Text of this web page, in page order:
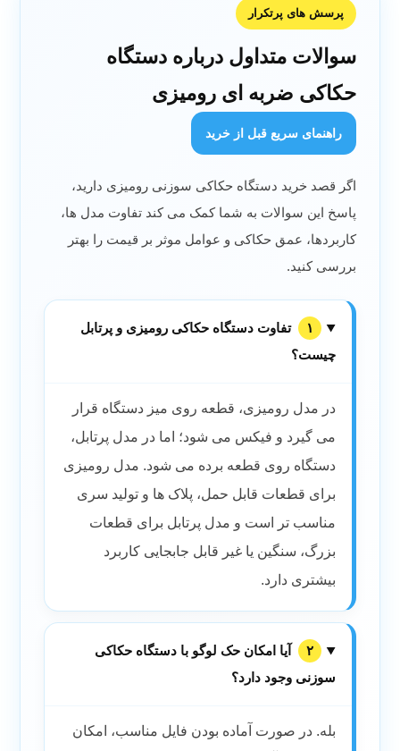
پرسش های پرتکرار
سوالات متداول درباره دستگاه
حکاکی ضربه ای رومیزی
راهنمای سریع قبل از خرید
اگر قصد خرید دستگاه حکاکی سوزنی رومیزی دارید،
پاسخ این سوالات به شما کمک می کند تفاوت مدل ها،
کاربردها، عمق حکاکی و عوامل موثر بر قیمت را بهتر
بررسی کنید.
۱
تفاوت دستگاه حکاکی رومیزی و پرتابل
چیست؟
در مدل رومیزی، قطعه روی میز دستگاه قرار
می گیرد و فیکس می شود؛ اما در مدل پرتابل،
دستگاه روی قطعه برده می شود. مدل رومیزی
برای قطعات قابل حمل، پلاک ها و تولید سری
مناسب تر است و مدل پرتابل برای قطعات
بزرگ، سنگین یا غیر قابل جابجایی کاربرد
بیشتری دارد.
۲
آیا امکان حک لوگو با دستگاه حکاکی
سوزنی وجود دارد؟
بله. در صورت آماده بودن فایل مناسب، امکان